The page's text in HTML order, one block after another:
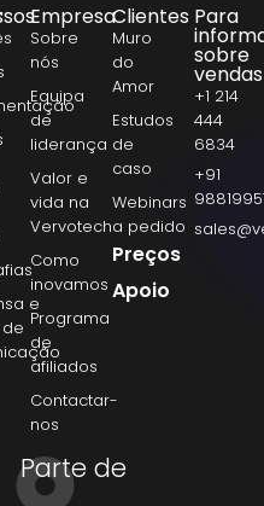
e
Empresa
Sobre
nós
Equipa
de
liderança
Valor e
vida na
Vervotech
Como
inovamos
Programa
de
afiliados
Contactar-
nos
Clientes
Muro
do
Amor
Estudos
de
caso
Webinars
a pedido
Preços
Apoio
Para
sobre
vendas
+1 214
444
6834
+91
Parte de